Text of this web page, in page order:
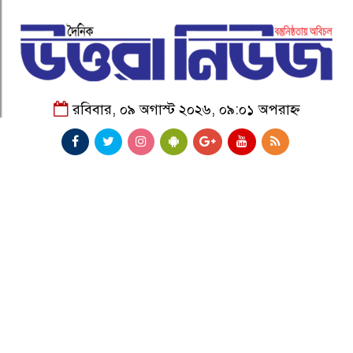
রবিবার, ০৯ অগাস্ট ২০২৬, ০৯:০১ অপরাহ্ন